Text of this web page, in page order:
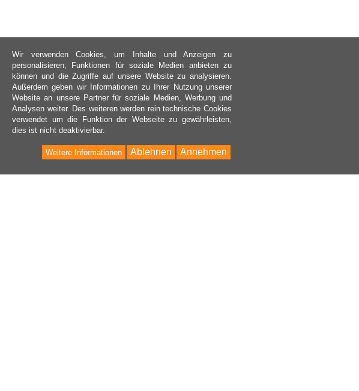
Wir verwenden Cookies, um Inhalte und Anzeigen zu
personalisieren, Funktionen für soziale Medien anbieten zu
können und die Zugriffe auf unsere Website zu analysieren.
Außerdem geben wir Informationen zu Ihrer Nutzung unserer
Website an unsere Partner für soziale Medien, Werbung und
Analysen weiter. Des weiteren werden rein technische Cookies
verwendet um die Funktion der Webseite zu gewährleisten,
dies ist nicht deaktivierbar.
Annehmen
Ablehnen
Weitere Informationen